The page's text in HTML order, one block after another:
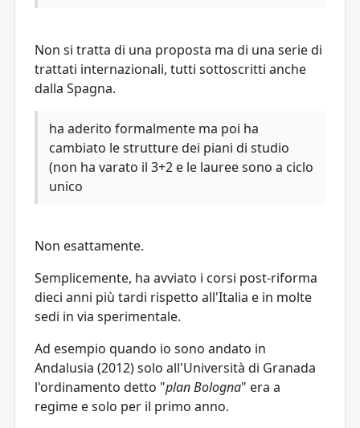
Non si tratta di una proposta ma di una serie di
trattati internazionali, tutti sottoscritti anche
dalla Spagna.
ha aderito formalmente ma poi ha
cambiato le strutture dei piani di studio
(non ha varato il 3+2 e le lauree sono a ciclo
unico
Non esattamente.
Semplicemente, ha avviato i corsi post-riforma
dieci anni più tardi rispetto all'Italia e in molte
sedi in via sperimentale.
Ad esempio quando io sono andato in
Andalusia (2012) solo all'Università di Granada
l'ordinamento detto "plan Bologna" era a
regime e solo per il primo anno.